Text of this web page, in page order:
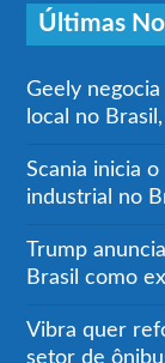
Últimas
Geely
local no
Scania inicia
industrial no
Trump
Brasil como
Vibra quer
setor de